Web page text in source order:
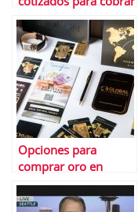
el paro por Abdou
samb
Opciones para
comprar oro en
EspaÃ±a 2022